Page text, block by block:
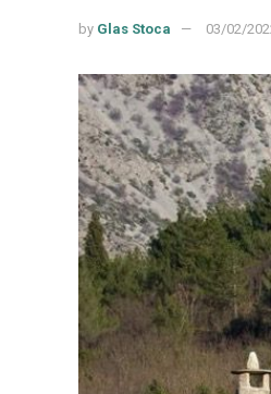
by Glas Stoca 03/02/